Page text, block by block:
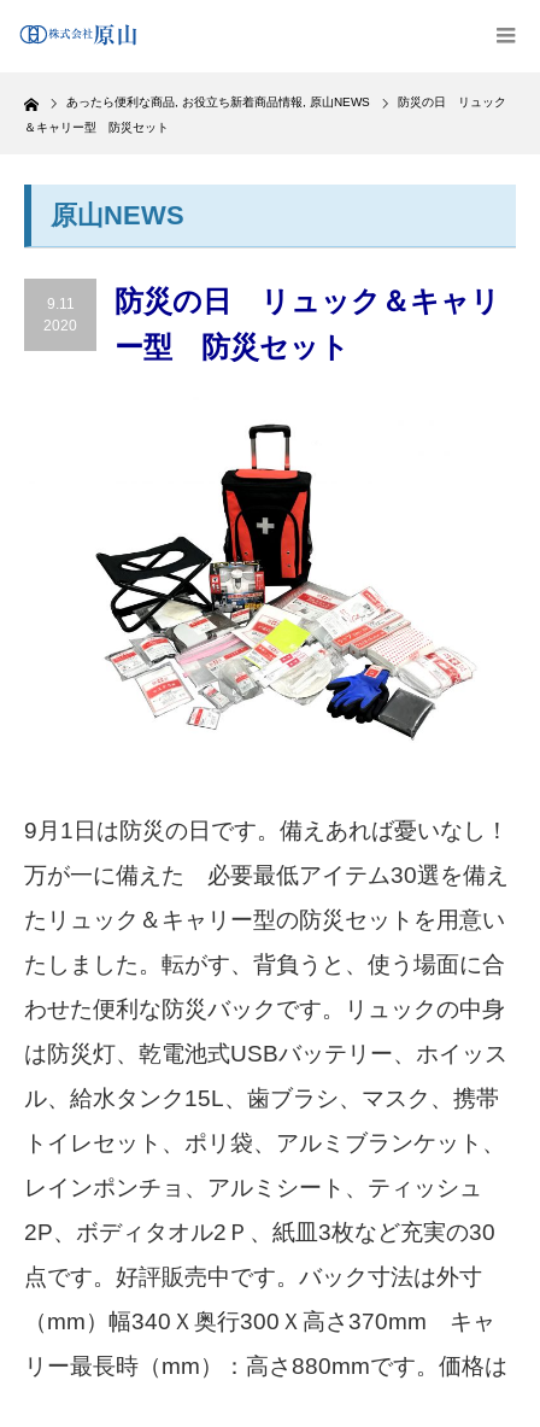
Home あったら便利な商品 お役立ち新着商品情報 原山NEWS
防災の日 リュック
＆キャリー型 防災セット
原山NEWS
9.11
2020
防災の日 リュック＆キャリ
ー型 防災セット
9月1日は防災の日です。備えあれば憂いなし！
万が一に備えた 必要最低アイテム30選を備え
たリュック＆キャリー型の防災セットを用意い
たしました。転がす、背負うと、使う場面に合
わせた便利な防災バックです。リュックの中身
は防災灯、乾電池式USBバッテリー、ホイッス
ル、給水タンク15L、歯ブラシ、マスク、携帯
トイレセット、ポリ袋、アルミブランケット、
レインポンチョ、アルミシート、ティッシュ
2P、ボディタオル2Ｐ、紙皿3枚など充実の30
点です。好評販売中です。バック寸法は外寸
（mm）幅340Ｘ奥行300Ｘ高さ370mm キャ
リー最長時（mm）：高さ880mmです。価格は